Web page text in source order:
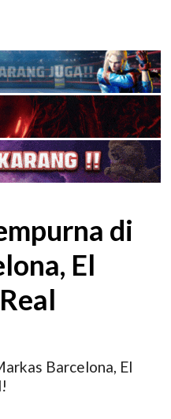
di
El
Barcelona, El